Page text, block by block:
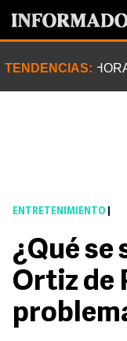
TENDENCIAS:
ENTRETENIMIENTO
¿Qué se
Ortiz de